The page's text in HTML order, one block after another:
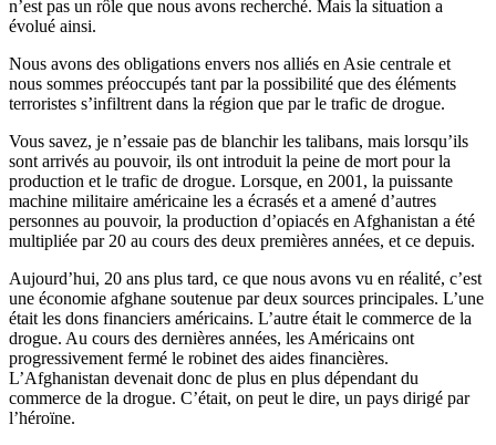
n’est pas un rôle que nous avons recherché. Mais la situation a
évolué ainsi.
Nous avons des obligations envers nos alliés en Asie centrale et
nous sommes préoccupés tant par la possibilité que des éléments
terroristes s’infiltrent dans la région que par le trafic de drogue.
Vous savez, je n’essaie pas de blanchir les talibans, mais lorsqu’ils
sont arrivés au pouvoir, ils ont introduit la peine de mort pour la
production et le trafic de drogue. Lorsque, en 2001, la puissante
machine militaire américaine les a écrasés et a amené d’autres
personnes au pouvoir, la production d’opiacés en Afghanistan a été
multipliée par 20 au cours des deux premières années, et ce depuis.
Aujourd’hui, 20 ans plus tard, ce que nous avons vu en réalité, c’est
une économie afghane soutenue par deux sources principales. L’une
était les dons financiers américains. L’autre était le commerce de la
drogue. Au cours des dernières années, les Américains ont
progressivement fermé le robinet des aides financières.
L’Afghanistan devenait donc de plus en plus dépendant du
commerce de la drogue. C’était, on peut le dire, un pays dirigé par
l’héroïne.